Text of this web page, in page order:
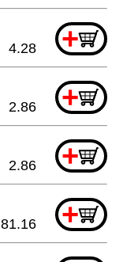
+
4.28
+
2.86
+
2.86
+
81.16